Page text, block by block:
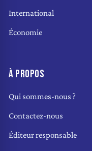
International
Économie
À PROPOS
Qui sommes-nous ?
Contactez-nous
Éditeur responsable